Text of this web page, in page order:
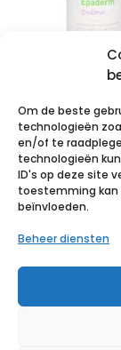
Om de beste
technologieën
en/of te
technologieën
ID's op deze site
toestemming kan
beïnvloeden.
Beheer diensten
Epaderm
Creme
99400824
17,87 incl. btw
Voeg toe aan